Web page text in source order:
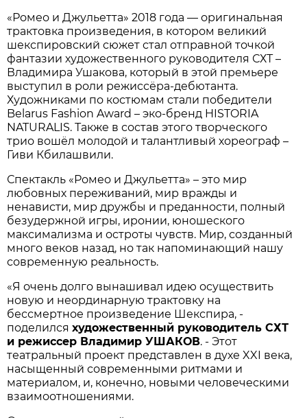
«Ромео и Джульетта» 2018 года — оригинальная
трактовка произведения, в котором великий
шекспировский сюжет стал отправной точкой
фантазии художественного руководителя СХТ –
Владимира Ушакова, который в этой премьере
выступил в роли режиссёра-дебютанта.
Художниками по костюмам стали победители
Belarus Fashion Award – эко-бренд HISTORIA
NATURALIS. Также в состав этого творческого
трио вошёл молодой и талантливый хореограф –
Гиви Кбилашвили.
Спектакль «Ромео и Джульетта» – это мир
любовных переживаний, мир вражды и
ненависти, мир дружбы и преданности, полный
безудержной игры, иронии, юношеского
максимализма и остроты чувств. Мир, созданный
много веков назад, но так напоминающий нашу
современную реальность.
«Я очень долго вынашивал идею осуществить
новую и неординарную трактовку на
бессмертное произведение Шекспира, -
поделилсяхудожественный руководитель СХТ
и режиссер Владимир УШАКОВ. - Этот
театральный проект представлен в духе XXI века,
насыщенный современными ритмами и
материалом, и, конечно, новыми человеческими
взаимоотношениями.